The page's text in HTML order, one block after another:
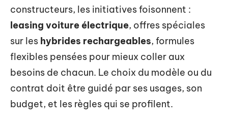
constructeurs, les initiatives foisonnent :
leasing voiture électrique, offres spéciales
sur les hybrides rechargeables, formules
flexibles pensées pour mieux coller aux
besoins de chacun. Le choix du modèle ou du
contrat doit être guidé par ses usages, son
budget, et les règles qui se profilent.